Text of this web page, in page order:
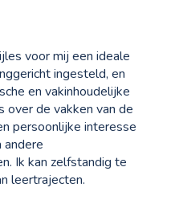
voor mij een ideale
ingesteld, en
en vakinhoudelijke
over de vakken van de
persoonlijke interesse
andere
Ik kan zelfstandig te
leertrajecten.